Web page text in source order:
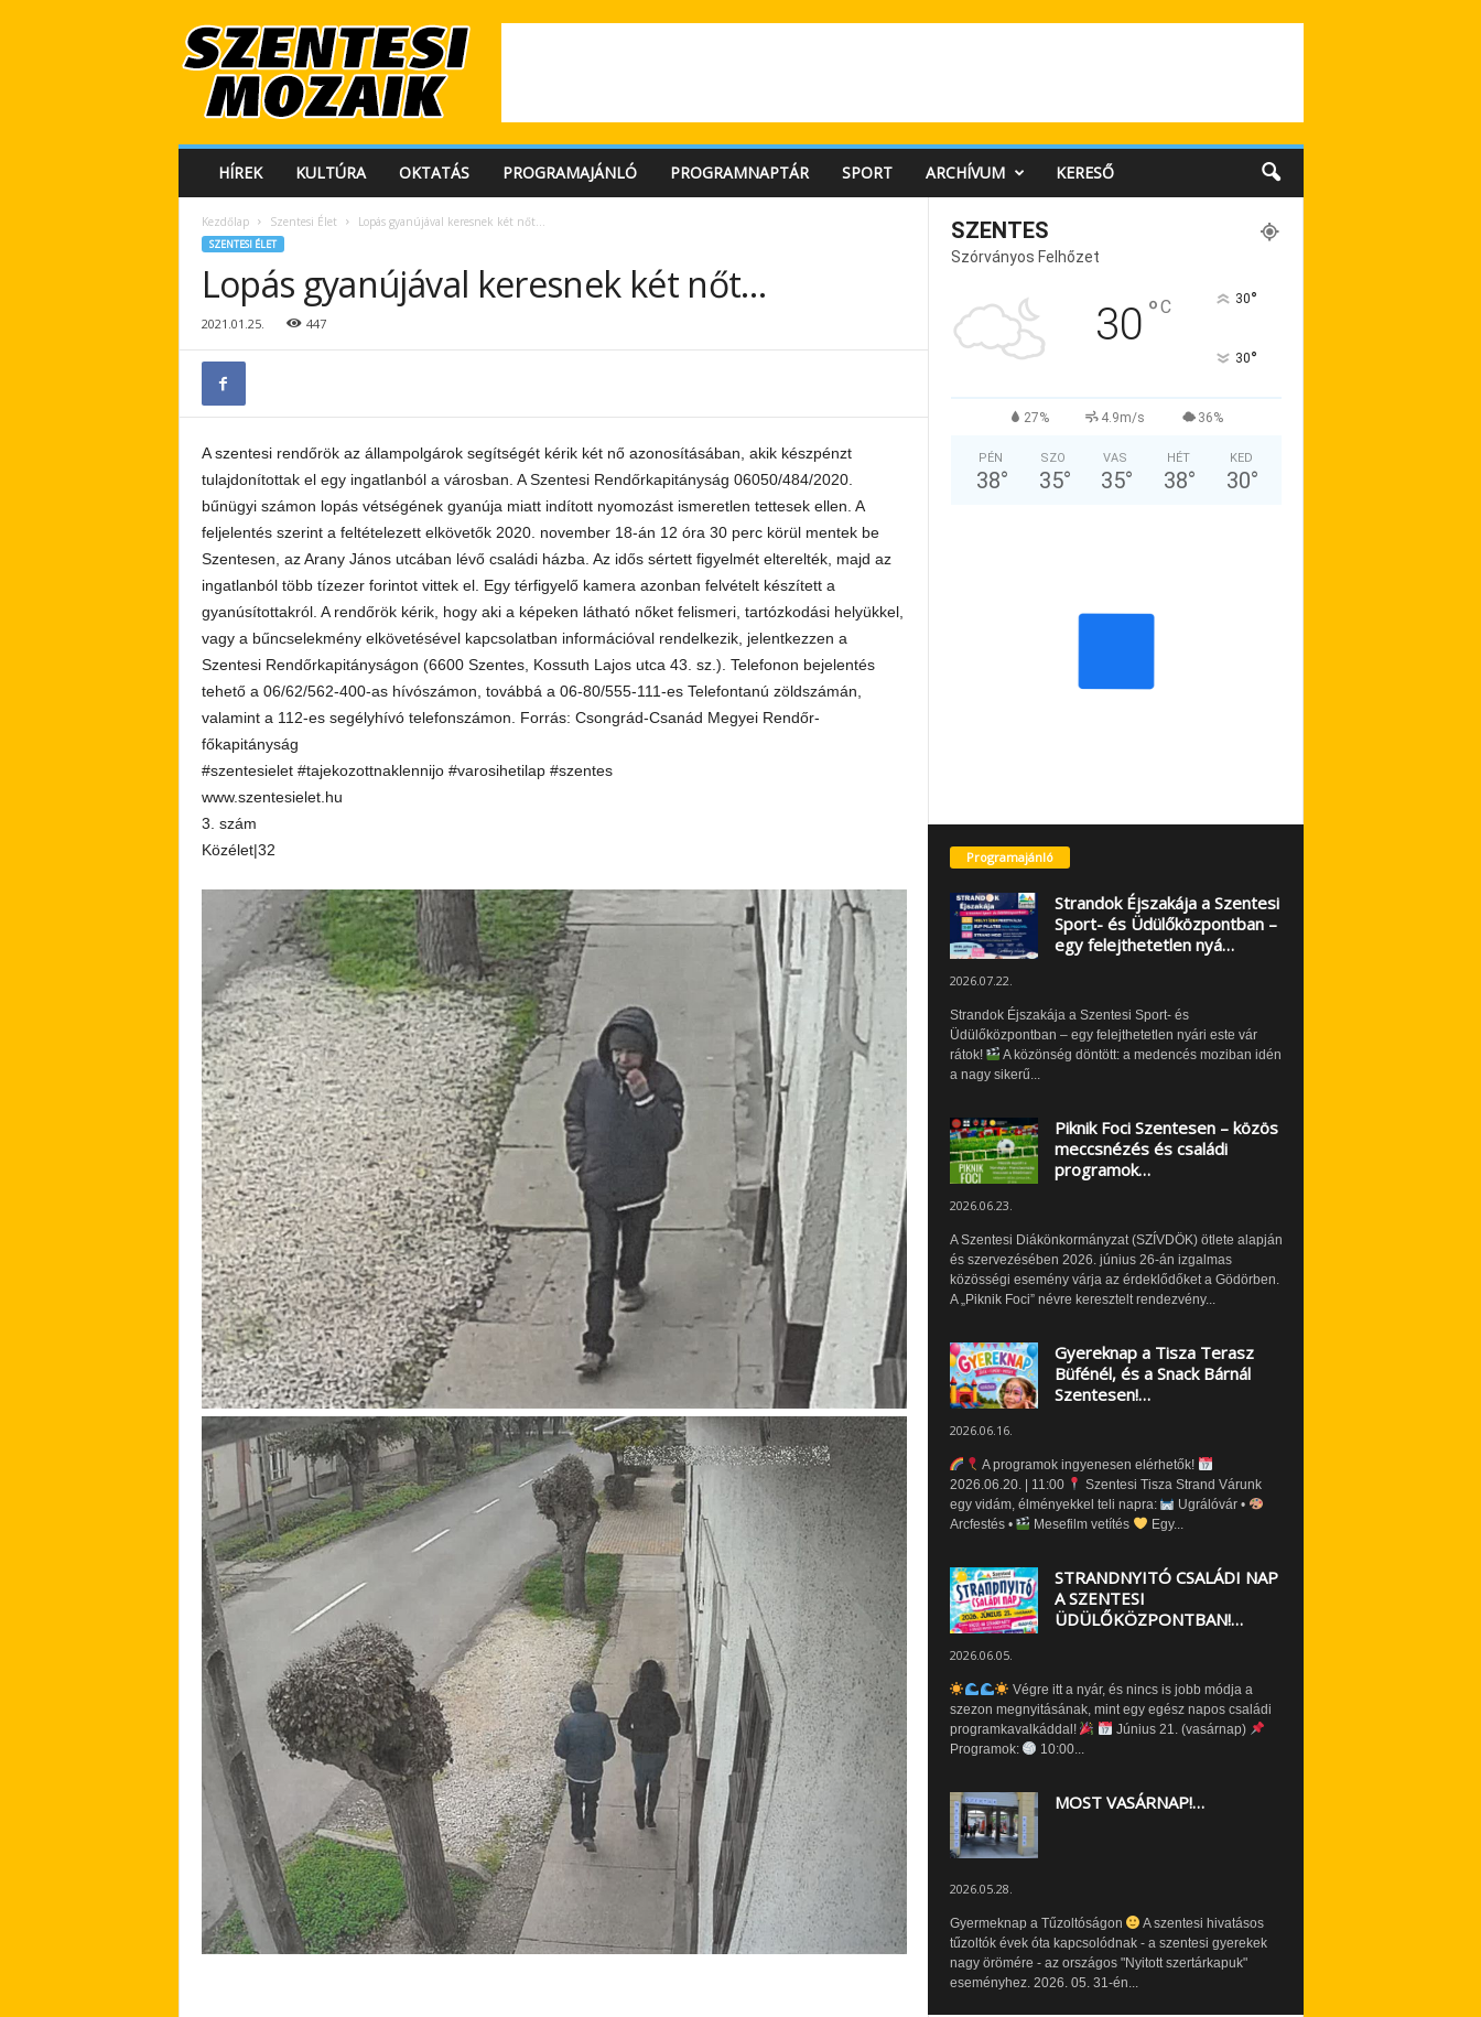
e
HÍREK KULTÚRA OKTATÁS PROGRAMAJÁNLÓ PROGRAMNAPTÁR SPORT ARCHÍVUM KERESŐ
Kezdőlap Szentesi Élet Lopás gyanújával keresnek két nőt…
SZENTESI ÉLET
Lopás gyanújával keresnek két nőt…
2021.01.25. 447
A szentesi rendőrök az állampolgárok segítségét kérik két nő azonosításában, akik készpénzt
tulajdonítottak el egy ingatlanból a városban. A Szentesi Rendőrkapitányság 06050/484/2020.
bűnügyi számon lopás vétségének gyanúja miatt indított nyomozást ismeretlen tettesek ellen. A
feljelentés szerint a feltételezett elkövetők 2020. november 18-án 12 óra 30 perc körül mentek be
Szentesen, az Arany János utcában lévő családi házba. Az idős sértett figyelmét elterelték, majd az
ingatlanból több tízezer forintot vittek el. Egy térfigyelő kamera azonban felvételt készített a
gyanúsítottakról. A rendőrök kérik, hogy aki a képeken látható nőket felismeri, tartózkodási helyükkel,
vagy a bűncselekmény elkövetésével kapcsolatban információval rendelkezik, jelentkezzen a
Szentesi Rendőrkapitányságon (6600 Szentes, Kossuth Lajos utca 43. sz.). Telefonon bejelentés
tehető a 06/62/562-400-as hívószámon, továbbá a 06-80/555-111-es Telefontanú zöldszámán,
valamint a 112-es segélyhívó telefonszámon. Forrás: Csongrád-Csanád Megyei Rendőr-
főkapitányság
#szentesielet #tajekozottnaklennijo #varosihetilap #szentes
www.szentesielet.hu
3. szám
Közélet|32
SZENTES
Szórványos Felhőzet
30 °C 30°
30°
27% 4.9m/s 36%
PÉN
38°
SZO
35°
VAS
35°
HÉT
38°
KED
30°
Programajánló
Strandok Éjszakája a Szentesi
Sport- és Üdülőközpontban –
egy felejthetetlen nyá…
2026.07.22.
Strandok Éjszakája a Szentesi Sport- és
Üdülőközpontban – egy felejthetetlen nyári este vár
rátok!
A közönség döntött: a medencés moziban idén
a nagy sikerű...
Piknik Foci Szentesen – közös
meccsnézés és családi
programok…
2026.06.23.
A Szentesi Diákönkormányzat (SZÍVDÖK) ötlete alapján
és szervezésében 2026. június 26-án izgalmas
közösségi esemény várja az érdeklődőket a Gödörben.
A „Piknik Foci” névre keresztelt rendezvény...
Gyereknap a Tisza Terasz
Büfénél, és a Snack Bárnál
Szentesen!…
2026.06.16.
A programok ingyenesen elérhetők!
2026.06.20. | 11:00
Szentesi Tisza Strand Várunk
egy vidám, élményekkel teli napra:
Ugrálóvár •
Arcfestés •
Mesefilm vetítés Egy...
STRANDNYITÓ CSALÁDI NAP
A SZENTESI
ÜDÜLŐKÖZPONTBAN!…
2026.06.05.
Végre itt a nyár, és nincs is jobb módja a
szezon megnyitásának, mint egy egész napos családi
programkavalkáddal!
Június 21. (vasárnap)
Programok:
10:00...
MOST VASÁRNAP!…
2026.05.28.
Gyermeknap a Tűzoltóságon
A szentesi hivatásos
tűzoltók évek óta kapcsolódnak - a szentesi gyerekek
nagy örömére - az országos "Nyitott szertárkapuk"
eseményhez. 2026. 05. 31-én...